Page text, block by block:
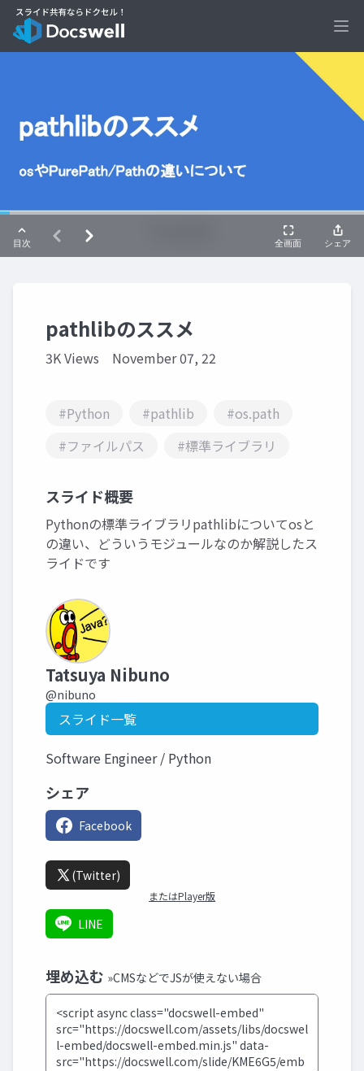
pathlibのススメ
3K Views November 07, 22
#Python #pathlib
#os.path
#ファイルパス
#標準ライブラリ
スライド概要
Pythonの標準ライブラリpathlibについてosと
の違い、どういうモジュールなのか解説したス
ライドです
Tatsuya Nibuno
@nibuno
スライド一覧
Software Engineer / Python
シェア
Facebook
(Twitter)
またはPlayer版
LINE
埋め込む »CMSなどでJSが使えない場合